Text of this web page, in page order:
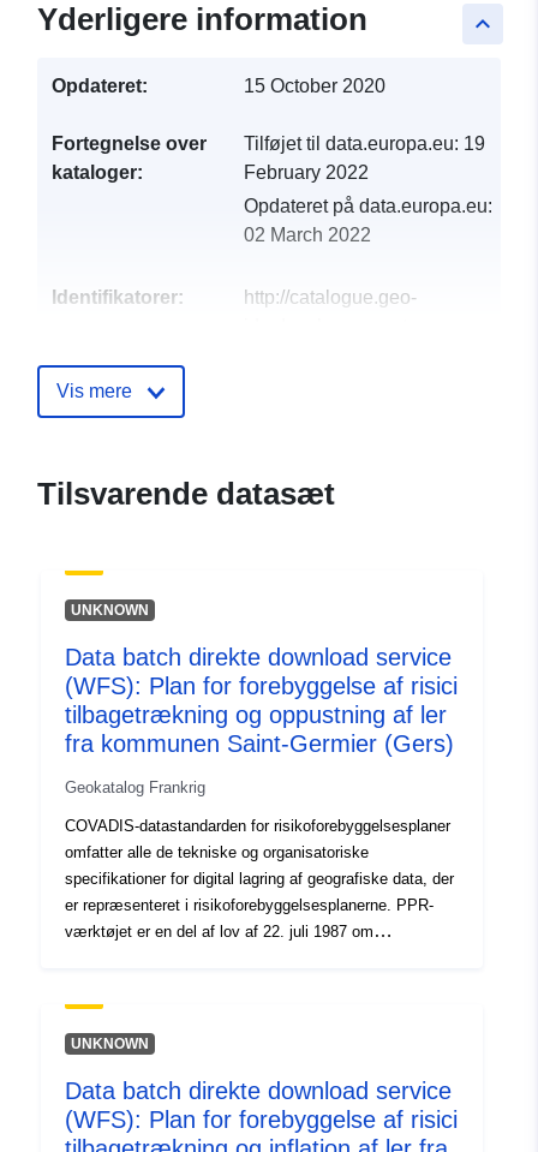
keyboard_arrow_up
Yderligere information
Opdateret: 15 October 2020
Fortegnelse over
kataloger:
Tilføjet til data.europa.eu: 19
February 2022
Opdateret på data.europa.eu:
02 March 2022
Identifikatorer:
http://catalogue.geo-
uriRef:
http://data.europa.eu/88u/dataset/
Type:
http://inspire.ec.europa.eu/
codelist/ResourceType/services
Vis mere
Tilsvarende datasæt
UNKNOWN
Data batch direkte download service
(WFS): Plan for forebyggelse af risici
tilbagetrækning og oppustning af ler
fra kommunen Saint-Germier (Gers)
Geokatalog Frankrig
COVADIS-datastandarden for risikoforebyggelsesplaner
omfatter alle de tekniske og organisatoriske
specifikationer for digital lagring af geografiske data, der
er repræsenteret i risikoforebyggelsesplanerne. PPR-
værktøjet er en del af lov af 22. juli 1987 om
af et RPP er statens ansvar. Det besluttes af præfekten.
UNKNOWN
Data batch direkte download service
(WFS): Plan for forebyggelse af risici